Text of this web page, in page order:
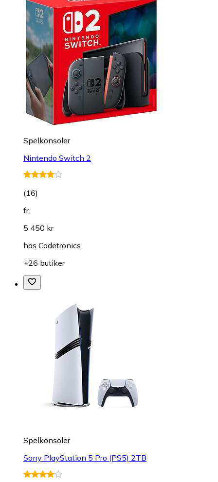
Spelkonsoler
Nintendo Switch 2
(16)
fr.
5 450 kr
hos Codetronics
+26 butiker
Spelkonsoler
Sony PlayStation 5 Pro (PS5) 2TB